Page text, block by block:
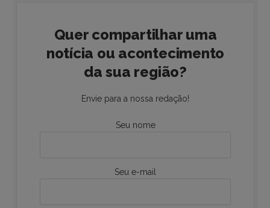
Quer compartilhar uma
notícia ou acontecimento
da sua região?
Envie para a nossa redação!
Seu nome
Seu e-mail